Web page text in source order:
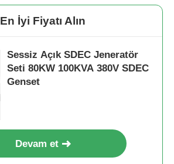
En İyi Fiyatı Alın
Sessiz Açık SDEC Jeneratör
Seti 80KW 100KVA 380V SDEC
Genset
Devam et